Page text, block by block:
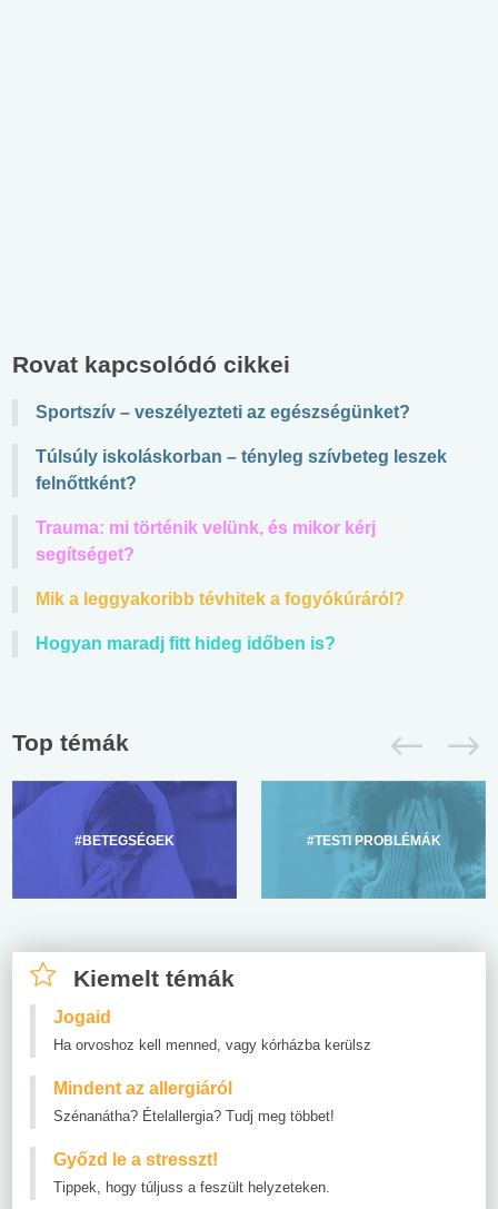
Rovat kapcsolódó cikkei
Sportszív – veszélyezteti az egészségünket?
Túlsúly iskoláskorban – tényleg szívbeteg leszek
felnőttként?
Trauma: mi történik velünk, és mikor kérj
segítséget?
Mik a leggyakoribb tévhitek a fogyókúráról?
Hogyan maradj fitt hideg időben is?
Top témák
#BETEGSÉGEK #TESTI PROBLÉMÁK
Kiemelt témák
Jogaid
Ha orvoshoz kell menned, vagy kórházba kerülsz
Mindent az allergiáról
Szénanátha? Ételallergia? Tudj meg többet!
Győzd le a stresszt!
Tippek, hogy túljuss a feszült helyzeteken.